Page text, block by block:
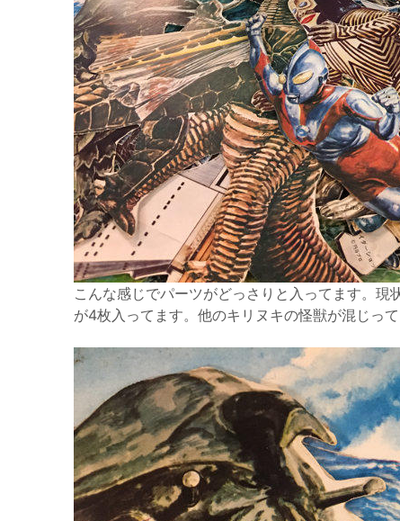
こんな感じでパーツがどっさりと入ってます。
が4枚入ってます。他のキリヌキの怪獣が混じっ